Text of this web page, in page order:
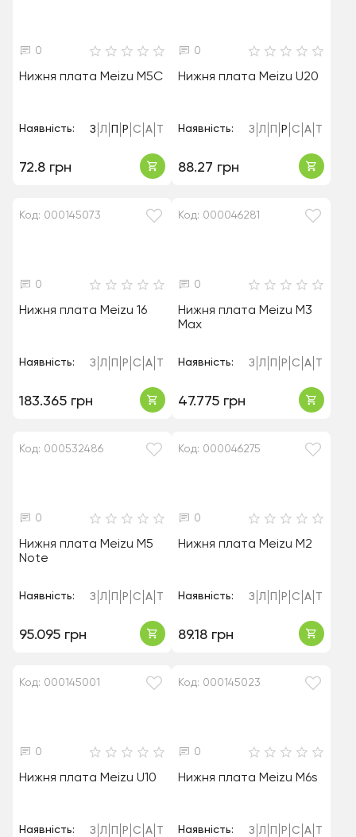
0
Нижня плата Meizu M5C
Наявність: З Л П Р С А
72.8 грн
0
Нижня плата Meizu U20
Наявність: З Л Р С А
88.27 грн
Код: 000145073
0
Нижня плата Meizu 16
Наявність: З Л Р С А
183.365 грн
Код: 000046281
0
Нижня плата Meizu M3
Max
Наявність: З Л Р С А
47.775 грн
Код: 000532486
0
Нижня плата Meizu M5
Note
Наявність: З Л Р С А
95.095 грн
Код: 000046275
0
Нижня плата Meizu M2
Наявність: З Л Р С А
89.18 грн
Код: 000145001
0
Нижня плата Meizu U10
Наявність: З Л Р С А
Код: 000145023
0
Нижня плата Meizu M6s
Наявність: З Л Р С А